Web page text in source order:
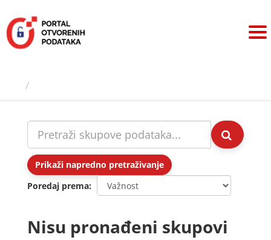
sadržaj
Prikaži napredno pretraživanje
Poredaj prema
Nisu pronađeni skupovi